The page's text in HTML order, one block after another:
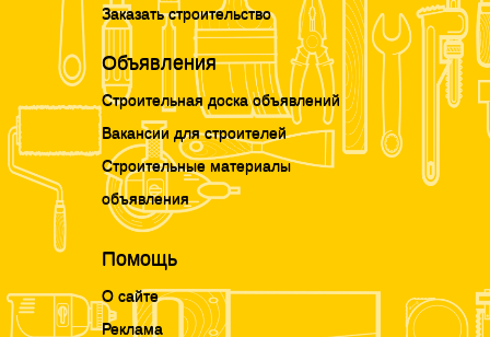
Заказать строительство
Объявления
Строительная доска объявлений
Вакансии для строителей
Строительные материалы
объявления
Помощь
О сайте
Реклама